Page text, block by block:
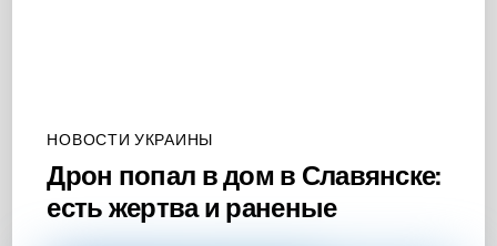
НОВОСТИ УКРАИНЫ
Дрон попал в дом в Славянске:
есть жертва и раненые